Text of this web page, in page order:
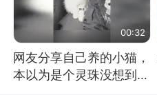
00:32
网友分享自己养的小猫，
本以为是个灵珠没想到是